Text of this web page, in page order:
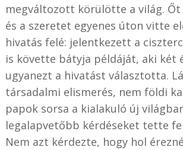
megváltozott körülötte a világ. Őt
és a szeretet egyenes úton vitte
hivatás felé: jelentkezett a
is követte bátyja példáját, aki két
ugyanezt a hivatást választotta.
társadalmi elismerés, nem földi
papok sorsa a kialakuló új
legalapvetőbb kérdéseket tette
Nem azt kérdezte, hogy hol